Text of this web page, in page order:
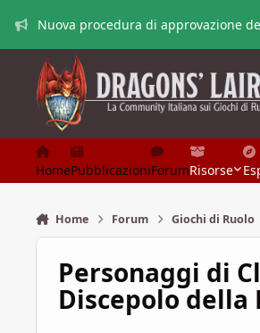
Nuova procedura di approvazione
HomePubblicazioniForumRisorse
Home Forum Giochi di Ruolo
Personaggi di
Discepolo della